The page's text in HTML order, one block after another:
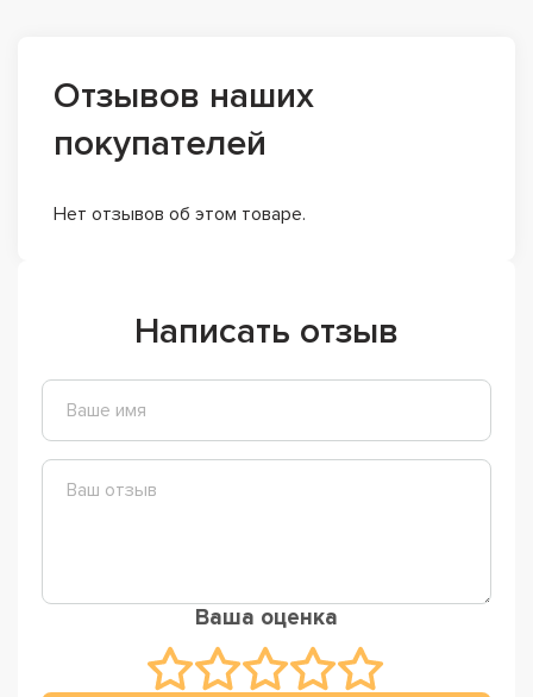
Отзывов наших
покупателей
Нет отзывов об этом товаре.
Написать отзыв
Ваша оценка